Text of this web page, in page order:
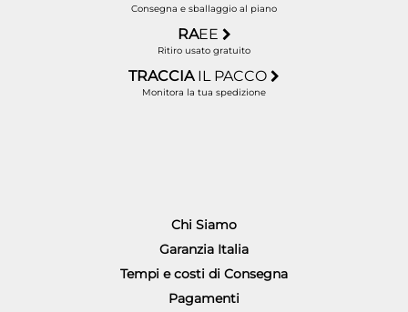
Consegna e sballaggio al piano
RAEE
Ritiro usato gratuito
TRACCIA IL PACCO
Monitora la tua spedizione
Chi Siamo
Garanzia Italia
Tempi e costi di Consegna
Pagamenti